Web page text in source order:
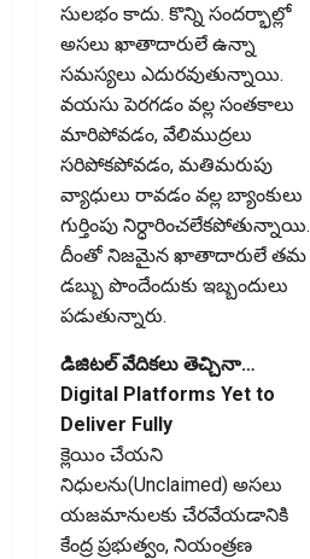
సులభం కాదు. కొన్ని సందర్భాల్లో
అసలు ఖాతాదారులే ఉన్నా
సమస్యలు ఎదురవుతున్నాయి.
వయసు పెరగడం వల్ల సంతకాలు
మారిపోవడం, వేలిముద్రలు
సరిపోకపోవడం, మతిమరుపు
వ్యాధులు రావడం వల్ల బ్యాంకులు
గుర్తింపు నిర్ధారించలేకపోతున్నాయి.
దీంతో నిజమైన ఖాతాదారులే తమ
డబ్బు పొందేందుకు ఇబ్బందులు
పడుతున్నారు.
డిజిటల్‌ వేదికలు తెచ్చినా…
Digital Platforms Yet to
Deliver Fully
క్లెయిం చేయని
నిధులను(Unclaimed) అసలు
యజమానులకు చేరవేయడానికి
కేంద్ర ప్రభుత్వం, నియంత్రణ